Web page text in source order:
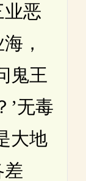
业恶
，
鬼王
’无毒
大地
差